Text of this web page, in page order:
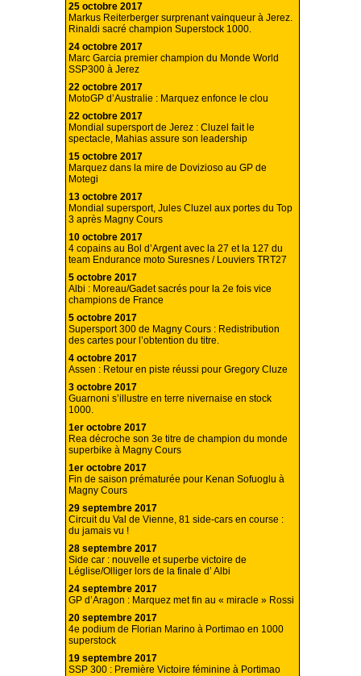
25 octobre 2017
Markus Reiterberger surprenant vainqueur à Jerez.
Rinaldi sacré champion Superstock 1000.
24 octobre 2017
Marc Garcia premier champion du Monde World
SSP300 à Jerez
22 octobre 2017
MotoGP d’Australie : Marquez enfonce le clou
22 octobre 2017
Mondial supersport de Jerez : Cluzel fait le
spectacle, Mahias assure son leadership
15 octobre 2017
Marquez dans la mire de Dovizioso au GP de
Motegi
13 octobre 2017
Mondial supersport, Jules Cluzel aux portes du Top
3 après Magny Cours
10 octobre 2017
4 copains au Bol d’Argent avec la 27 et la 127 du
team Endurance moto Suresnes / Louviers TRT27
5 octobre 2017
Albi : Moreau/Gadet sacrés pour la 2e fois vice
champions de France
5 octobre 2017
Supersport 300 de Magny Cours : Redistribution
des cartes pour l’obtention du titre.
4 octobre 2017
Assen : Retour en piste réussi pour Gregory Cluze
3 octobre 2017
Guarnoni s’illustre en terre nivernaise en stock
1000.
1er octobre 2017
Rea décroche son 3e titre de champion du monde
superbike à Magny Cours
1er octobre 2017
Fin de saison prématurée pour Kenan Sofuoglu à
Magny Cours
29 septembre 2017
Circuit du Val de Vienne, 81 side-cars en course :
du jamais vu !
28 septembre 2017
Side car : nouvelle et superbe victoire de
Léglise/Olliger lors de la finale d’ Albi
24 septembre 2017
GP d’Aragon : Marquez met fin au « miracle » Rossi
20 septembre 2017
4e podium de Florian Marino à Portimao en 1000
superstock
19 septembre 2017
SSP 300 : Première Victoire féminine à Portimao